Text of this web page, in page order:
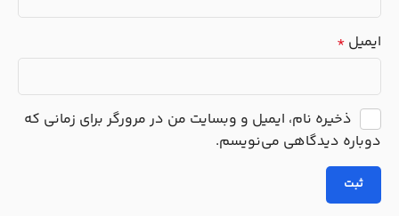
ایمیل *
ذخیره نام، ایمیل و وبسایت من در مرورگر برای زمانی که
دوباره دیدگاهی می‌نویسم.